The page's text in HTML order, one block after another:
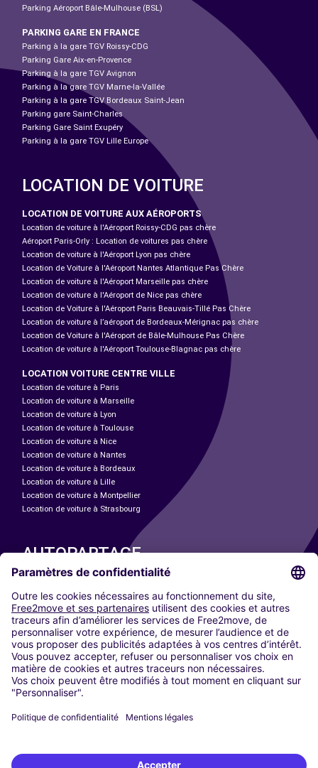
Parking Aéroport Bâle-Mulhouse (BSL)
PARKING GARE EN FRANCE
Parking à la gare TGV Roissy-CDG
Parking Gare Aix-en-Provence
Parking à la gare TGV Avignon
Parking à la gare TGV Marne-la-Vallée
Parking à la gare TGV Bordeaux Saint-Jean
Parking gare Saint-Charles
Parking Gare Saint Exupéry
Parking à la gare TGV Lille Europe
LOCATION DE VOITURE
LOCATION DE VOITURE AUX AÉROPORTS
Location de voiture à l'Aéroport Roissy-CDG pas chère
Aéroport Paris-Orly : Location de voitures pas chère
Location de voiture à l'Aéroport Lyon pas chère
Location de Voiture à l'Aéroport Nantes Atlantique Pas Chère
Location de voiture à l'Aéroport Marseille pas chère
Location de voiture à l'Aéroport de Nice pas chère
Location de Voiture à l'Aéroport Paris Beauvais-Tillé Pas Chère
Location de voiture à l’aéroport de Bordeaux-Mérignac pas chère
Location de Voiture à l'Aéroport de Bâle-Mulhouse Pas Chère
Location de voiture à l'Aéroport Toulouse-Blagnac pas chère
LOCATION VOITURE CENTRE VILLE
Location de voiture à Paris
Location de voiture à Marseille
Location de voiture à Lyon
Location de voiture à Toulouse
Location de voiture à Nice
Location de voiture à Nantes
Location de voiture à Bordeaux
Location de voiture à Lille
Location de voiture à Montpellier
Location de voiture à Strasbourg
AUTOPARTAGE
Paris
Madrid
Washington DC
Milan
Rome
Turin
Vienne
Berlin
Düsseldorf